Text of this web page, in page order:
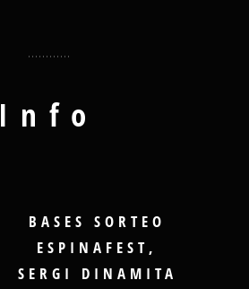
Info
BASES SORTEO
ESPINAFEST,
SERGI DINAMITA